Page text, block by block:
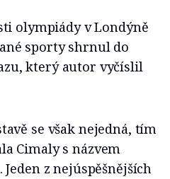
olympiády v Londýně
sporty shrnul do
který autor vyčíslil
se však nejedná, tím
Cimaly s názvem
z nejúspěšnějších